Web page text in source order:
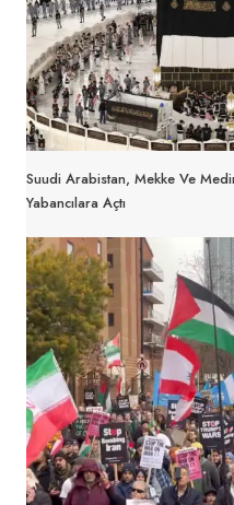
Suudi Arabistan, Mekke Ve
Yabancılara Açtı